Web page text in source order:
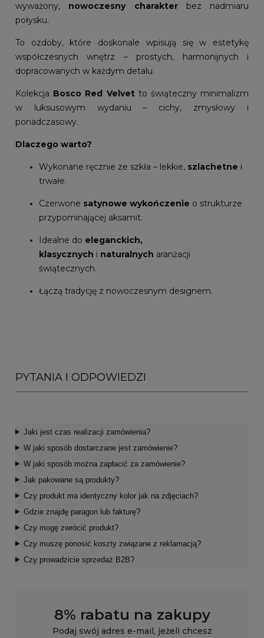
wyważony, nowoczesny charakterbez nadmiaru
połysku.
To ozdoby, które doskonale wpisują się w estetykę
współczesnych wnętrz – prostych, harmonijnych i
dopracowanych w każdym detalu.
Kolekcja Bosco Red Velvetto świąteczny minimalizm
w luksusowym wydaniu – cichy, zmysłowy i
ponadczasowy.
Dlaczego warto?
Wykonane ręcznie ze szkła – lekkie, szlachetne i
trwałe.
Czerwone satynowe wykończenie o strukturze
przypominającej aksamit.
Idealne do eleganckich,
klasycznych i naturalnych aranżacji
świątecznych.
Łączą tradycję z nowoczesnym designem.
PYTANIA I ODPOWIEDZI
Jaki jest czas realizacji zamówienia?
W jaki sposób dostarczane jest zamówienie?
W jaki sposób można zapłacić za zamówienie?
Jak pakowane są produkty?
Czy produkt ma identyczny kolor jak na zdjęciach?
Gdzie znajdę paragon lub fakturę?
Czy mogę zwrócić produkt?
Czy muszę ponosić koszty związane z reklamacją?
Czy prowadzicie sprzedaż B2B?
8% rabatu na zakupy
Podaj swój adres e-mail, jeżeli chcesz